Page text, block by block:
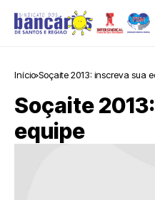
Início Soçaite 2013: inscreva sua
Soçaite
equipe